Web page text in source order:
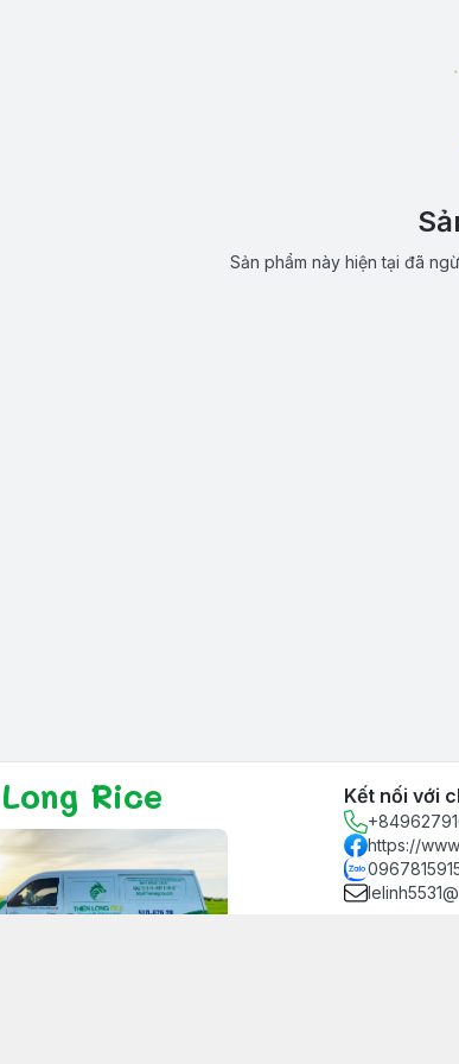
Sản phẩm này hiện tại đã
Rice Kết nối với
https://